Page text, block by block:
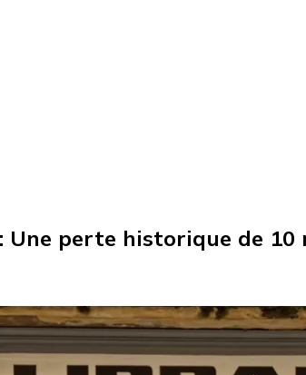
perte historique de 10